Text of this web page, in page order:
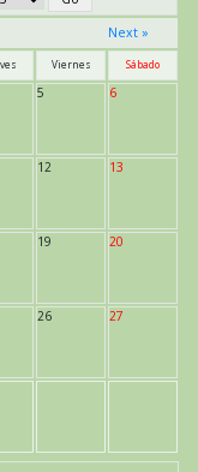
Next »
Viernes Sábado
5 6
12 13
19 20
26 27